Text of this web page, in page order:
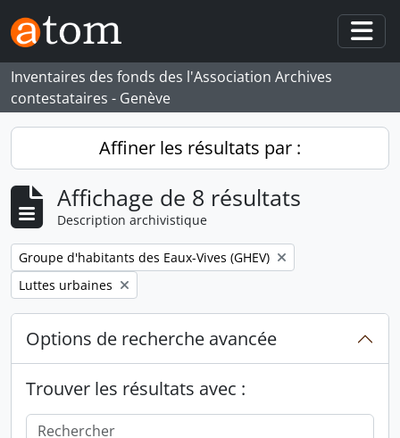
Skip to main content
Inventaires des fonds des l'Association Archives
contestataires - Genève
Affiner les résultats par :
Affichage de 8 résultats
Description archivistique
Remove filter:
Groupe d'habitants des Eaux-Vives (GHEV)
Remove filter:
Luttes urbaines
Options de recherche avancée
Trouver les résultats avec :